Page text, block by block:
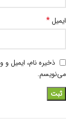
ایمیل*
ذخیره نام، ایمیل
می‌نویسم.